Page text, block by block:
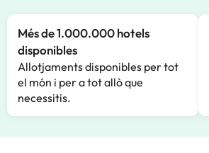
Més de 1.000.000 hotels
disponibles
Allotjaments disponibles per tot
el món i per a tot allò que
necessitis.